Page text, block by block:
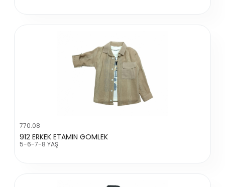
770.08
912 ERKEK ETAMIN GOMLEK
5-6-7-8 YAŞ